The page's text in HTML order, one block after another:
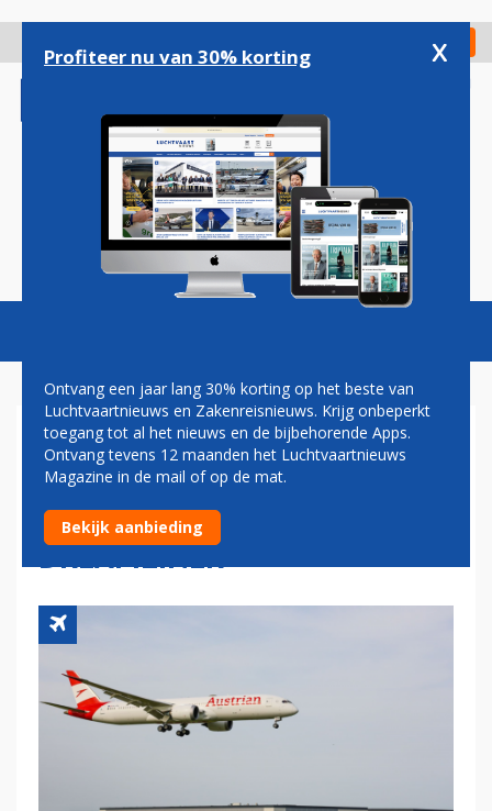
gaan
Check in
Magazine Podcasts Vacatures
AUSTRIAN AIRLINES
ONTVANGT (EINDELIJK)
DERDE BOEING 787
DREAMLINER
Profiteer nu van 30% korting x
Ontvang een jaar lang 30% korting op het beste van
Luchtvaartnieuws en Zakenreisnieuws. Krijg onbeperkt
toegang tot al het nieuws en de bijbehorende Apps.
Ontvang tevens 12 maanden het Luchtvaartnieuws
Magazine in de mail of op de mat.
Bekijk aanbieding